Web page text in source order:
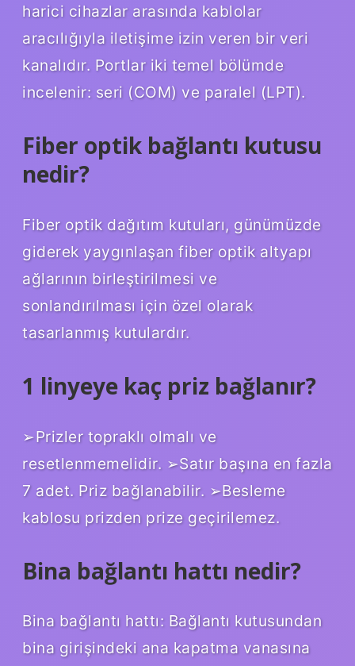
harici cihazlar arasında kablolar
aracılığıyla iletişime izin veren bir veri
kanalıdır. Portlar iki temel bölümde
incelenir: seri (COM) ve paralel (LPT).
Fiber optik bağlantı kutusu
nedir?
Fiber optik dağıtım kutuları, günümüzde
giderek yaygınlaşan fiber optik altyapı
ağlarının birleştirilmesi ve
sonlandırılması için özel olarak
tasarlanmış kutulardır.
1 linyeye kaç priz bağlanır?
➢Prizler topraklı olmalı ve
resetlenmemelidir. ➢Satır başına en fazla
7 adet. Priz bağlanabilir. ➢Besleme
kablosu prizden prize geçirilemez.
Bina bağlantı hattı nedir?
Bina bağlantı hattı: Bağlantı kutusundan
bina girişindeki ana kapatma vanasına